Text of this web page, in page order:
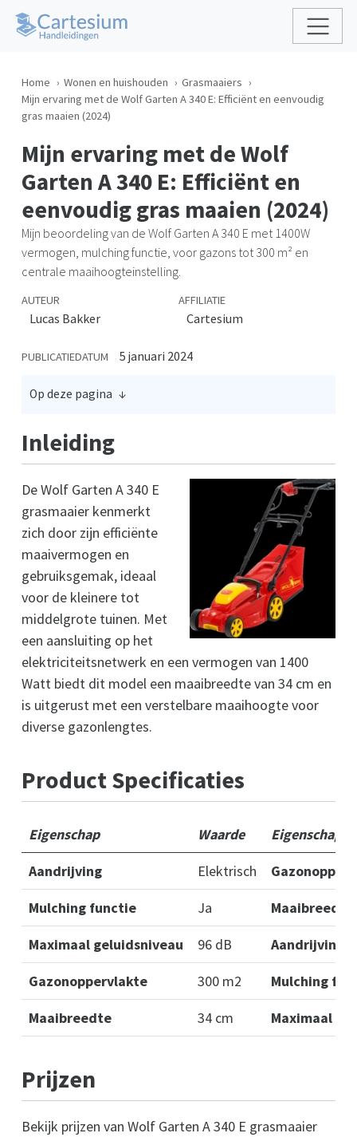
Home Wonen en huishouden
Grasmaaiers
Mijn ervaring met de Wolf Garten A 340 E: Efficiënt en eenvoudig
gras maaien (2024)
Mijn ervaring met de Wolf
Garten A 340 E: Efficiënt en
eenvoudig gras maaien (2024)
Mijn beoordeling van de Wolf Garten A 340 E met 1400W
vermogen, mulching functie, voor gazons tot 300 m² en
centrale maaihoogteinstelling.
AUTEUR AFFILIATIE
Lucas Bakker Cartesium
PUBLICATIEDATUM 5 januari 2024
Op deze pagina
Inleiding
De Wolf Garten A 340 E
grasmaaier kenmerkt
zich door zijn efficiënte
maaivermogen en
gebruiksgemak, ideaal
voor de kleinere tot
middelgrote tuinen. Met
een aansluiting op het
elektriciteitsnetwerk en een vermogen van 1400
Watt biedt dit model een maaibreedte van 34 cm en
is uitgerust met een verstelbare maaihoogte voor
diverse gazonlengtes.
Product Specificaties
Eigenschap Waarde
Eigenschap
Aandrijving
Elektrisch
Mulching functie
Ja
Maaibreedte
Maximaal geluidsniveau
96 dB
Aandrijving
Gazonoppervlakte
300 m2
Mulching
Maaibreedte
34 cm Maximaal
Prijzen
Bekijk prijzen van Wolf Garten A 340 E grasmaaier